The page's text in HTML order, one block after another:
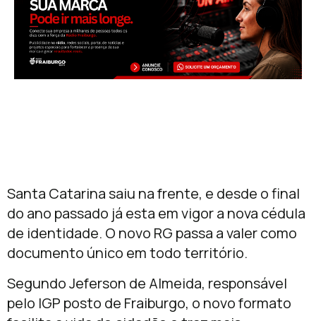
Santa Catarina saiu na frente, e desde o final
do ano passado já esta em vigor a nova cédula
de identidade. O novo RG passa a valer como
documento único em todo território.
Segundo Jeferson de Almeida, responsável
pelo IGP posto de Fraiburgo, o novo formato